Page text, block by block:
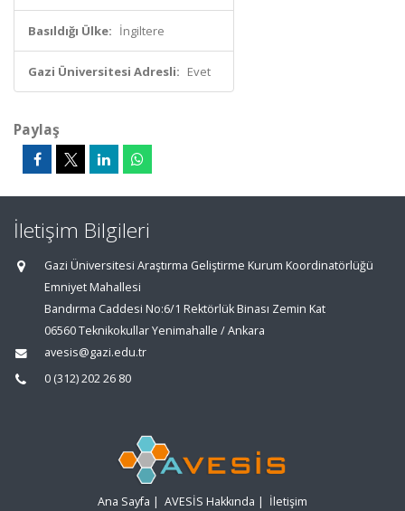
Basıldığı Ülke: İngiltere
Gazi Üniversitesi Adresli: Evet
Paylaş
İletişim Bilgileri
Gazi Üniversitesi Araştırma Geliştirme Kurum Koordinatörlüğü
Emniyet Mahallesi
Bandırma Caddesi No:6/1 Rektörlük Binası Zemin Kat
06560 Teknikokullar Yenimahalle / Ankara
avesis@gazi.edu.tr
0 (312) 202 26 80
Ana Sayfa | AVESİS Hakkında | İletişim